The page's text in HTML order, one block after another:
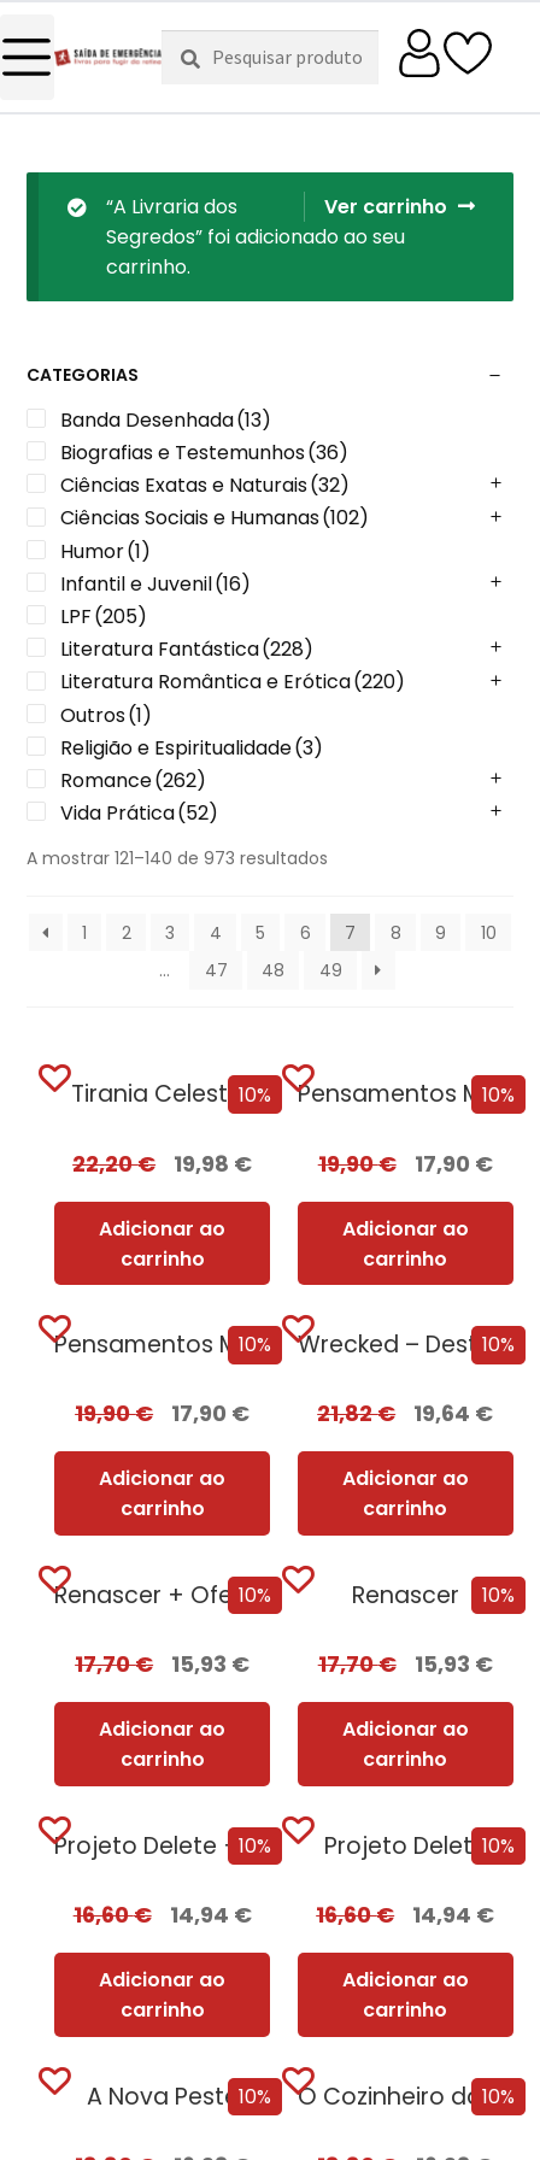
Pesquisar
por:
Pesquisa
Ver carrinho
“A Livraria dos
Segredos” foi adicionado ao seu
carrinho.
CATEGORIAS
Banda Desenhada(13)
Biografias e Testemunhos(36)
Ciências Exatas e Naturais(32)
Ciências Sociais e Humanas(102)
Humor(1)
Infantil e Juvenil(16)
LPF(205)
Literatura Fantástica(228)
Literatura Romântica e Erótica(220)
Outros(1)
Religião e Espiritualidade(3)
Romance(262)
Vida Prática(52)
A mostrar 121–140 de 973 resultados
1 2 3 4 5 6 7 8 9
10
…
47 48 49
10%
Tirania Celestial
22,20€ 19,98 €
Adicionar ao
carrinho
10%
Pensamentos Malignos + Oferta A Pequena Livraria...
19,90€ 17,90 €
Adicionar ao
carrinho
10%
Pensamentos Malignos
19,90€ 17,90 €
Adicionar ao
carrinho
10%
Wrecked – Destruição e Ruína
21,82€ 19,64 €
Adicionar ao
carrinho
10%
Renascer + Oferta Corpus
17,70€ 15,93 €
Adicionar ao
carrinho
10%
Renascer
17,70€ 15,93 €
Adicionar ao
carrinho
10%
Projeto Delete + Oferta Nemesis
16,60€ 14,94 €
Adicionar ao
carrinho
10%
Projeto Delete
16,60€ 14,94 €
Adicionar ao
carrinho
10%
A Nova Peste 10%
O Cozinheiro da Rainha Adúltera